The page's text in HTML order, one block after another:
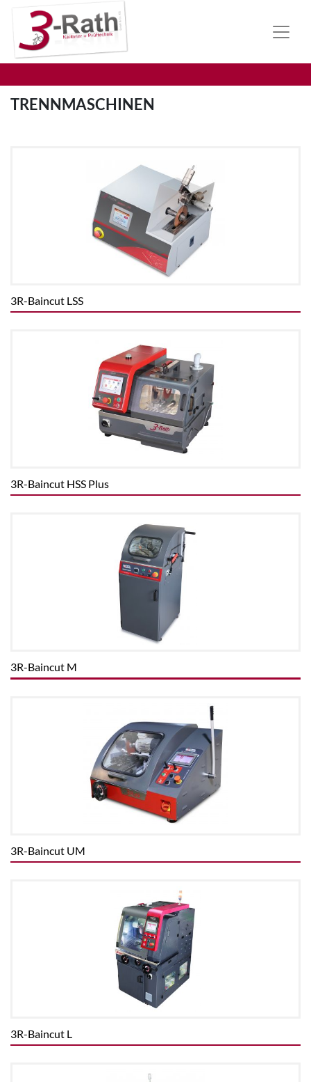
TRENNMASCHINEN
3R-Baincut LSS
3R-Baincut HSS Plus
3R-Baincut M
3R-Baincut UM
3R-Baincut L